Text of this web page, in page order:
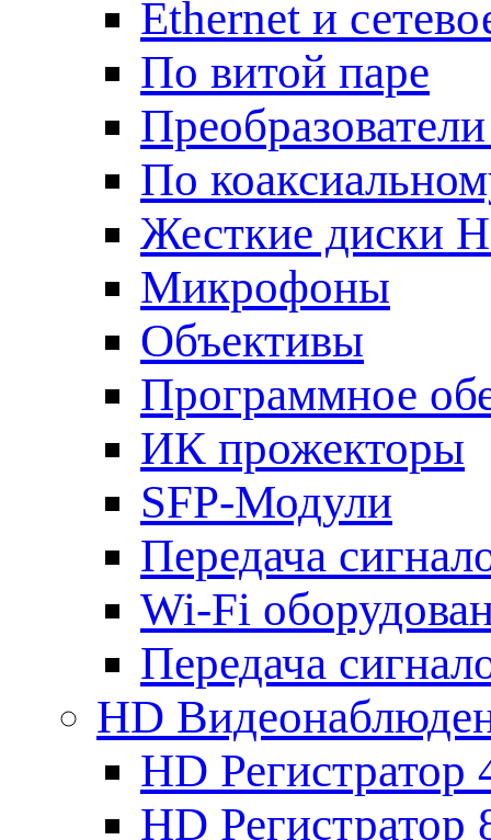
Ethernet и
По витой паре
По
Жесткие диски
Микрофоны
Объективы
Программное
ИК прожекторы
SFP-Модули
Передача
Wi-Fi
Передача
HD
HD Регистратор
HD Регистратор